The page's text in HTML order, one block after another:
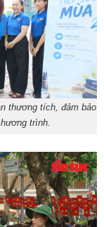
thương tích, đảm bảo
trình.​